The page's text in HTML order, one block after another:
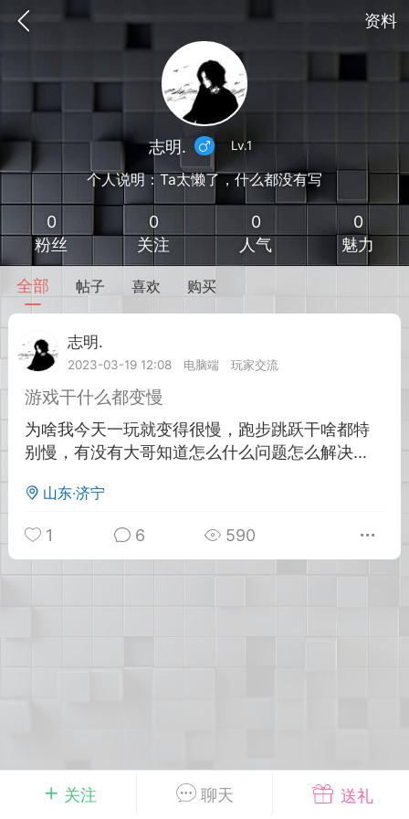
资料
我的钱包 道具 排行榜
MOD下载 攻略教程
大人
Lv.8
02-10 15:45
电脑端
卖挂
单机辅助引流私下售卖服务器外挂！
作弊模组的发布规范近期收到一些信息
大人
Lv.8
关注 聊天 送礼
志明. Lv.1
个人说明：Ta太懒了，什么都没有写
0
粉丝
0
关注
0
人气
0
魅力
全部 帖子 喜欢 购买
志明.
2023-03-19 12:08
电脑端 玩家交流
游戏干什么都变慢
为啥我今天一玩就变得很慢，跑步跳跃干啥都特
别慢，有没有大哥知道怎么什么问题怎么解决...
山东·济宁
1 6 590